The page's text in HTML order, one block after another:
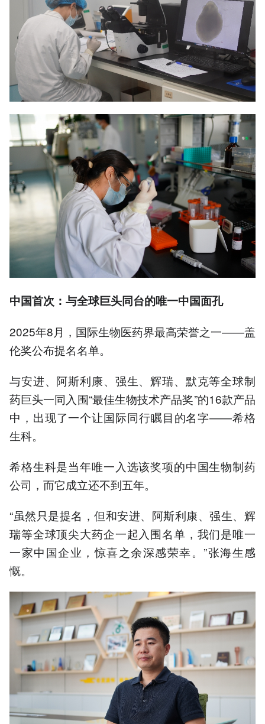
中国首次：与全球巨头同台的唯一中国面孔
2025年8月，国际生物医药界最高荣誉之一——盖
伦奖公布提名名单。
与安进、阿斯利康、强生、辉瑞、默克等全球制
药巨头一同入围“最佳生物技术产品奖”的16款产品
中，出现了一个让国际同行瞩目的名字——希格
生科。
希格生科是当年唯一入选该奖项的中国生物制药
公司，而它成立还不到五年。
“虽然只是提名，但和安进、阿斯利康、强生、辉
瑞等全球顶尖大药企一起入围名单，我们是唯一
一家中国企业，惊喜之余深感荣幸。”张海生感
慨。